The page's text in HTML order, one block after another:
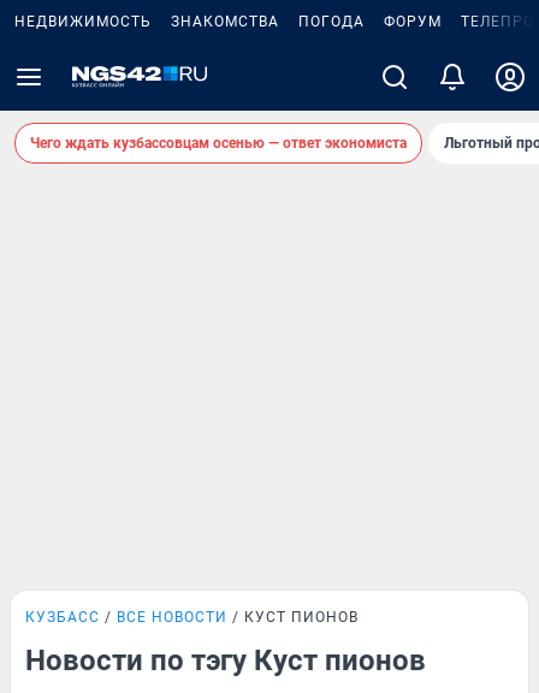
НЕДВИЖИМОСТЬ ЗНАКОМСТВА ПОГОДА ФОРУМ
Чего ждать кузбассовцам осенью — ответ экономиста Льготный
КУЗБАСС ВСЕ НОВОСТИ КУСТ ПИОНОВ
Новости по тэгу Куст пионов